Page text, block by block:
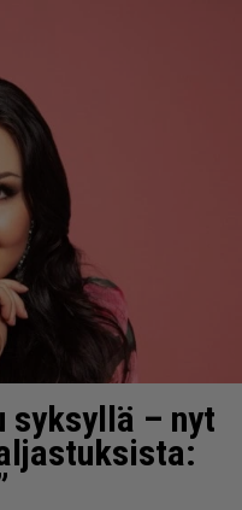
syksyllä – nyt